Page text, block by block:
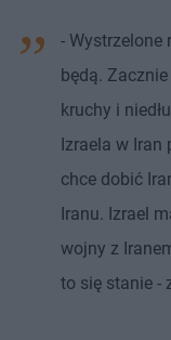
-
będą.
kruchy i
Izraela w Iran
chce dobić
Iranu. Izrael
wojny z
to się stanie -